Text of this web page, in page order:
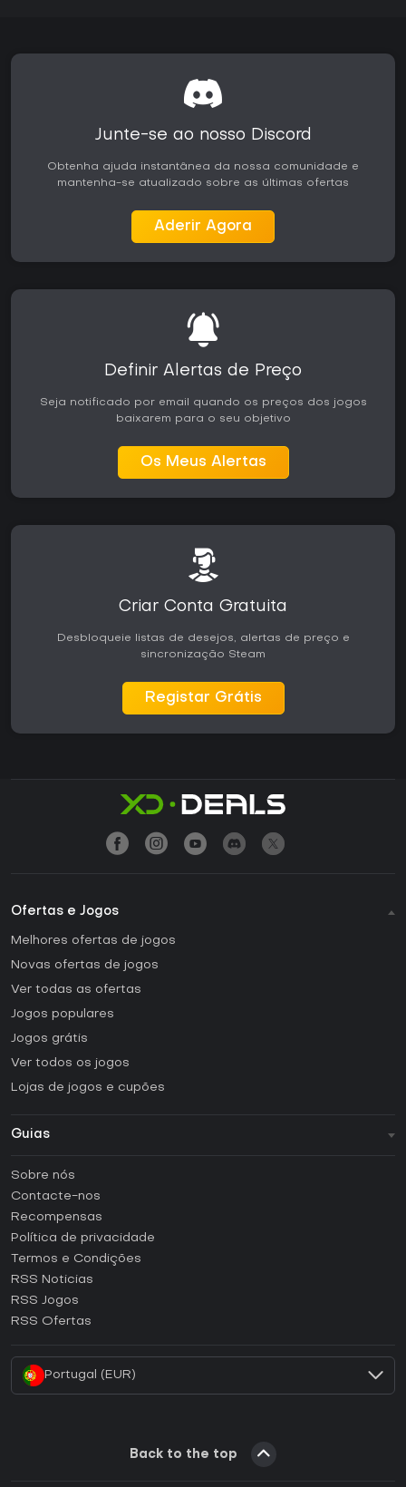
Junte-se ao nosso Discord
Obtenha ajuda instantânea da nossa comunidade e
mantenha-se atualizado sobre as últimas ofertas
Aderir Agora
Definir Alertas de Preço
Seja notificado por email quando os preços dos jogos
baixarem para o seu objetivo
Os Meus Alertas
Criar Conta Gratuita
Desbloqueie listas de desejos, alertas de preço e
sincronização Steam
Registar Grátis
Ofertas e Jogos
Melhores ofertas de jogos
Novas ofertas de jogos
Ver todas as ofertas
Jogos populares
Jogos grátis
Ver todos os jogos
Lojas de jogos e cupões
Guias
Como ativar uma CD Key Steam?
Como ativar uma CD Key Epic Games?
Como ativar uma CD Key GOG?
Como ativar uma CD Key Ubisoft Connect?
Sobre nós
Contacte-nos
Recompensas
Política de privacidade
Termos e Condições
RSS Noticias
RSS Jogos
RSS Ofertas
Portugal (EUR)
Back to the top